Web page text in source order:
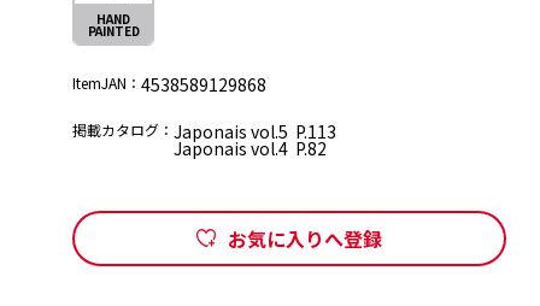
HAND
PAINTED
ItemJAN： 4538589129868
掲載カタログ： Japonais vol.5 P.113
Japonais vol.4 P.82
お気に入りへ登録